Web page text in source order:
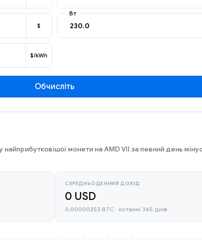
$
Вт
$/kWh
Обчисліть
найприбутковішої монети на AMD VII за певний день
СЕРЕДНЬОДЕННИЙ ДОХІД
0 USD
0,00000253 BTC · останні 365 днів